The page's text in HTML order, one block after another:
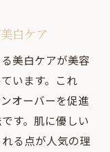
白ケア
美白ケアが美容
います。これ
オーバーを促進
す。肌に優しい
る点が人気の理